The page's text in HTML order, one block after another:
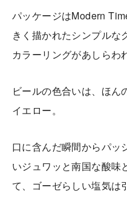
パッケージはModern
きく描かれたシンプルな
カラーリングがあしらわ
ビールの色合いは、ほん
イエロー。
口に含んだ瞬間からパッ
いジュワッと南国な酸味
て、ゴーゼらしい塩気は